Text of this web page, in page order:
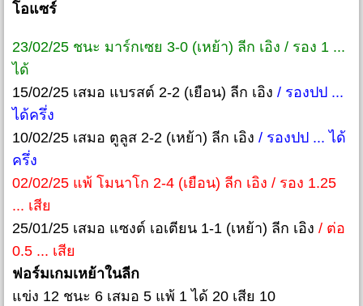
โอแซร์
23/02/25 ชนะ มาร์กเซย 3-0 (เหย้า) ลีก เอิง / รอง 1 ...
ได้
15/02/25 เสมอ แบรสต์ 2-2 (เยือน) ลีก เอิง / รองปป ...
ได้ครึ่ง
10/02/25 เสมอ ตูลูส 2-2 (เหย้า) ลีก เอิง / รองปป ... ได้
ครึ่ง
02/02/25 แพ้ โมนาโก 2-4 (เยือน) ลีก เอิง / รอง 1.25
... เสีย
25/01/25 เสมอ แซงต์ เอเตียน 1-1 (เหย้า) ลีก เอิง / ต่อ
0.5 ... เสีย
ฟอร์มเกมเหย้าในลีก
แข่ง 12 ชนะ 6 เสมอ 5 แพ้ 1 ได้ 20 เสีย 10